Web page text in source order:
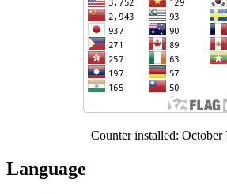
Counter installed: October
Language